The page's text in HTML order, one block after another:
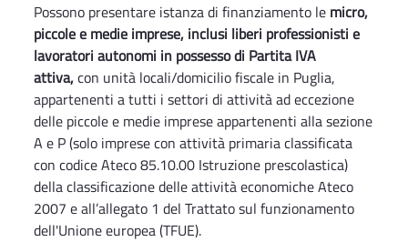
Possono presentare istanza di finanziamento le micro,
piccole e medie imprese, inclusi liberi professionisti e
lavoratori autonomi in possesso di Partita IVA
attiva,con unità locali/domicilio fiscale in Puglia,
appartenenti a tutti i settori di attività ad eccezione
delle piccole e medie imprese appartenenti alla sezione
A e P (solo imprese con attività primaria classificata
con codice Ateco 85.10.00 Istruzione prescolastica)
della classificazione delle attività economiche Ateco
2007 e all’allegato 1 del Trattato sul funzionamento
dell'Unione europea (TFUE).